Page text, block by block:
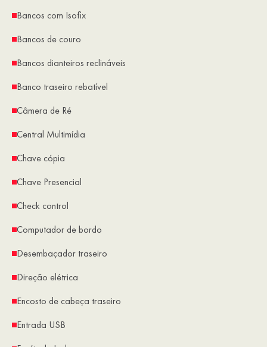
Bancos com Isofix
Bancos de couro
Bancos dianteiros reclináveis
Banco traseiro rebatível
Câmera de Ré
Central Multimídia
Chave cópia
Chave Presencial
Check control
Computador de bordo
Desembaçador traseiro
Direção elétrica
Encosto de cabeça traseiro
Entrada USB